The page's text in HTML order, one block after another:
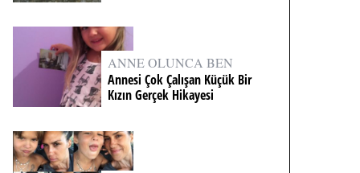
ANNE OLUNCA BEN
Annesi Çok Çalışan Küçük Bir
Kızın Gerçek Hikayesi